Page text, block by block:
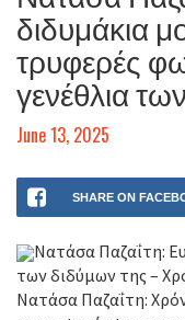
διδυμάκια
τρυφερές
γενέθλια
June 13, 2025
SHARE ON
Νατάσα Παζαΐτη:
των διδύμων της –
Νατάσα Παζαΐτη: